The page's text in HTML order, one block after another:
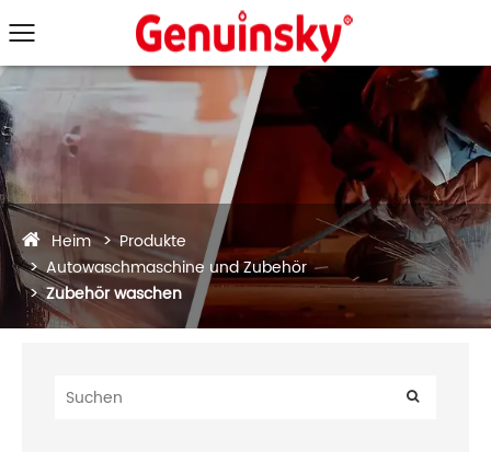
Heim
Produkte
Autowaschmaschine und Zubehör
Zubehör waschen